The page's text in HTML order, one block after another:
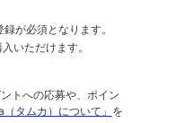
が必須となります。
いただけます。
トへの応募や、ポイン
（タムカ）について」 を